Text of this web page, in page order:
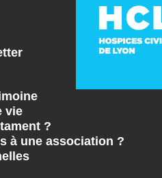
vie
?
à une association ?